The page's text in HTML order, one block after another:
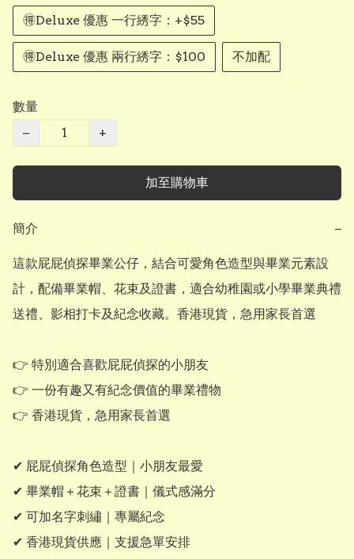
🉐Deluxe 優惠 一行綉字：+$55
🉐Deluxe 優惠 兩行綉字：$100 不加配
數量
−
+
加至購物車
簡介 −
這款屁屁偵探畢業公仔，結合可愛角色造型與畢業元素設
計，配備畢業帽、花束及證書，適合幼稚園或小學畢業典禮
送禮、影相打卡及紀念收藏。香港現貨，急用家長首選
👉 特別適合喜歡屁屁偵探的小朋友
👉 一份有趣又有紀念價值的畢業禮物
👉 香港現貨，急用家長首選
✔ 屁屁偵探角色造型｜小朋友最愛
✔ 畢業帽＋花束＋證書｜儀式感滿分
✔ 可加名字刺繡｜專屬紀念
✔ 香港現貨供應｜支援急單安排